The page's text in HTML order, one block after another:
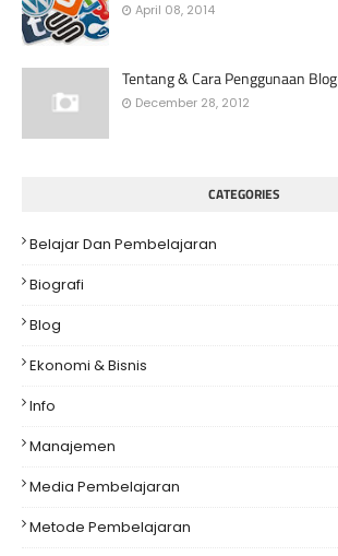
April 08, 2014
Tentang & Cara Penggunaan Blog
December 28, 2012
CATEGORIES
Belajar Dan Pembelajaran
Biografi
Blog
Ekonomi & Bisnis
Info
Manajemen
Media Pembelajaran
Metode Pembelajaran